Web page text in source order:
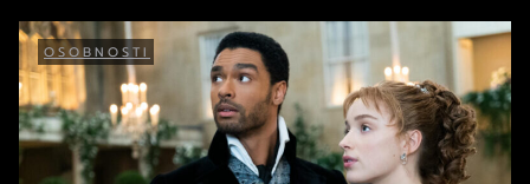
OSOBNOSTI